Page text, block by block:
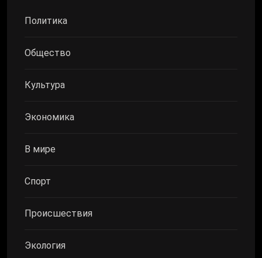
Политика
Общество
Культура
Экономика
В мире
Спорт
Происшествия
Экология